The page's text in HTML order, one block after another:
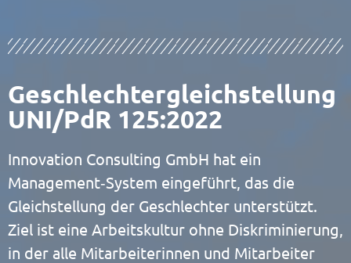
Geschlechtergleichstellung
UNI/PdR 125:2022
Innovation Consulting GmbH hat ein
Management‑System eingeführt, das die
Gleichstellung der Geschlechter unterstützt.
Ziel ist eine Arbeitskultur ohne Diskriminierung,
in der alle Mitarbeiterinnen und Mitarbeiter